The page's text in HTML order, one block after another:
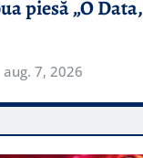
piesă „O
aug. 7, 2026